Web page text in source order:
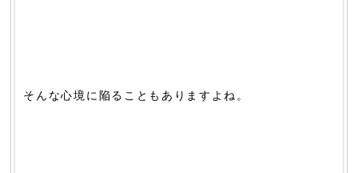
そんな心境に陥ることもありますよね。